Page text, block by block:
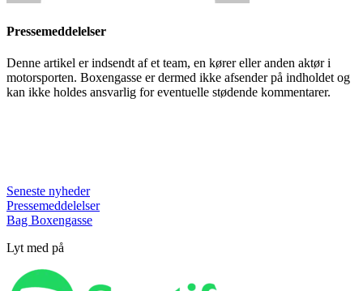
Pressemeddelelser
Denne artikel er indsendt af et team, en kører eller anden aktør i
motorsporten. Boxengasse er dermed ikke afsender på indholdet og
kan ikke holdes ansvarlig for eventuelle stødende kommentarer.
Seneste nyheder
Pressemeddelelser
Bag Boxengasse
Lyt med på